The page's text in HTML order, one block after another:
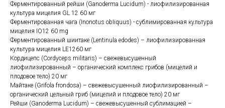
Ферментированный рейши (Ganoderma Lucidum) - лиофилизированная
культура мицелия GL 12 60 мг
Ферментированная чага (Inonotus obIiquus) - сублимированная культура
мицелия IO12 60 mg
Ферментированный шиитаке (Lentinula edodes) – лиофилизированная
культура мицелия LE1260 мг
Кордицепс (Cordyceps militaris) – свежевысушенный
лиофилизированный – органический комплекс грибов (мицелий и
плодовое тело) 20 мг
Майтаке (Grifola frondosa) – свежевысушенный лиофилизированный –
органический цельный гриб (мицелий и плодовое тело) 20 мг
Рейши (Ganoderma Lucidum) – свежевысушенный сублимацией –